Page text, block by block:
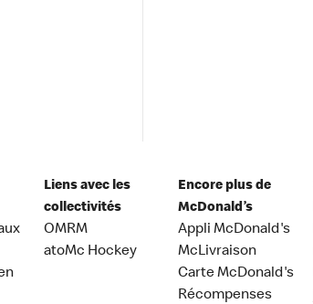
Liens avec les
collectivités
OMRM
atoMc Hockey
Encore plus de
McDonald’s
Appli McDonald's
McLivraison
Carte McDonald's
Récompenses